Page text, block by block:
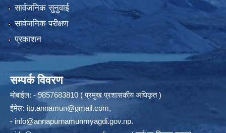
सार्वजनिक सुनुवाई
सार्वजनिक परीक्षण
प्रकाशन
सम्पर्क विवरण
मोबाईल: - 9857683810 ( प्रमुख प्रशासकीय अधिकृत )
ईमेल: ito.annamun@gmail.com,
- info@annapurnamunmyagdi.gov.np.